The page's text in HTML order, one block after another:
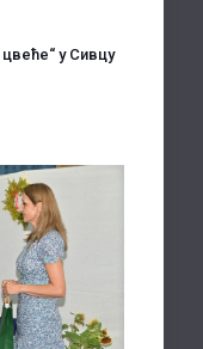
у Сивцу